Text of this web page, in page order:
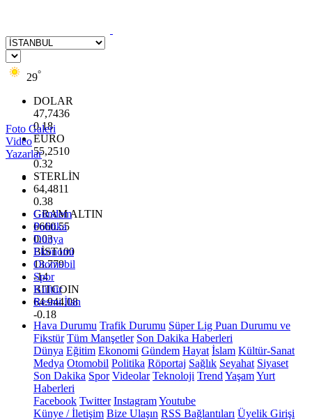
29°
DOLAR
47,7436
0.18
EURO
55,2510
0.32
STERLİN
64,4811
0.38
GRAM ALTIN
6660.55
0.03
BİST100
13.779
-14
BITCOIN
64.944,08
-0.18
Foto Galeri
Video
Yazarlar
Gündem
Politika
Dünya
Ekonomi
Otomobil
Spor
Kültür
Resmi İlan
Hava Durumu Trafik Durumu Süper Lig Puan Durumu ve
Fikstür Tüm Manşetler Son Dakika Haberleri
Dünya Eğitim Ekonomi Gündem Hayat İslam Kültür-Sanat
Medya Otomobil Politika Röportaj Sağlık Seyahat Siyaset
Son Dakika Spor Videolar Teknoloji Trend YaşamYurt
Haberleri
Facebook Twitter InstagramYoutube
Künye / İletişim Bize Ulaşın RSS Bağlantıları Üyelik Girişi